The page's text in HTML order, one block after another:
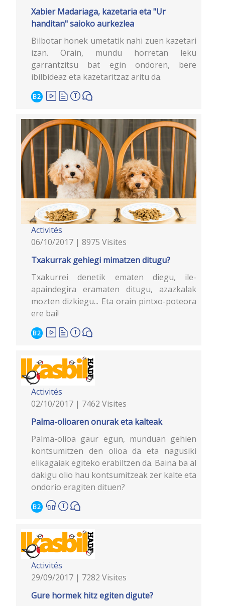
Xabier Madariaga, kazetaria eta "Ur
handitan" saioko aurkezlea
Bilbotar honek umetatik nahi zuen kazetari
izan. Orain, mundu horretan leku
garrantzitsu bat egin ondoren, bere
ibilbideaz eta kazetaritzaz aritu da.
B2
Activités
06/10/2017 | 8975 Visites
Txakurrak gehiegi mimatzen ditugu?
Txakurrei denetik ematen diegu, ile-
apaindegira eramaten ditugu, azazkalak
mozten dizkiegu... Eta orain pintxo-poteora
ere bai!
B2
Activités
02/10/2017 | 7462 Visites
Palma-olioaren onurak eta kalteak
Palma-olioa gaur egun, munduan gehien
kontsumitzen den olioa da eta nagusiki
elikagaiak egiteko erabiltzen da. Baina ba al
dakigu olio hau kontsumitzeak zer kalte eta
ondorio eragiten dituen?
B2
Activités
29/09/2017 | 7282 Visites
Gure hormek hitz egiten digute?